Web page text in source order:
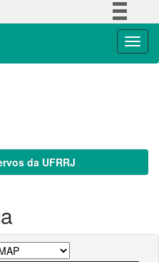
da UFRRJ